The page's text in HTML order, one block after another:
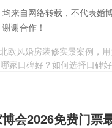
来自网络转载，不代表
谢合作！
欧风婚房装修实景案例，用
家口碑好？如何选择口碑
会2026免费门票